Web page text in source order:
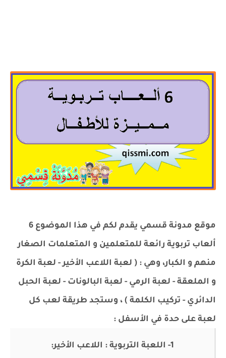
موقع مدونة قسمي يقدم لكم في هذا الموضوع 6
ألعاب تربوية رائعة للمتعلمين و المتعلمات الصغار
منهم و الكبار، وهي : ( لعبة اللاعب الأخير - لعبة الكرة
و الملعقة - لعبة الرمي - لعبة البالونات - لعبة الحبل
الدائري - تركيب الكلمة ) ، وستجد طريقة لعب كل
لعبة على حدة في الأسفل :
1- اللعبة التربوية : اللاعب الأخير: